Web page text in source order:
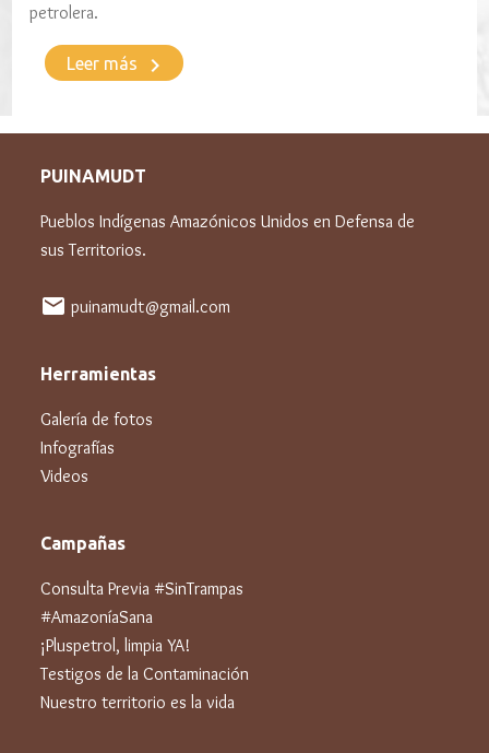
petrolera.
Leer más keyboard_arrow_right
PUINAMUDT
Pueblos Indígenas Amazónicos Unidos en Defensa de
sus Territorios.
mail puinamudt@gmail.com
Herramientas
Galería de fotos
Infografías
Videos
Campañas
Consulta Previa #SinTrampas
#AmazoníaSana
¡Pluspetrol, limpia YA!
Testigos de la Contaminación
Nuestro territorio es la vida